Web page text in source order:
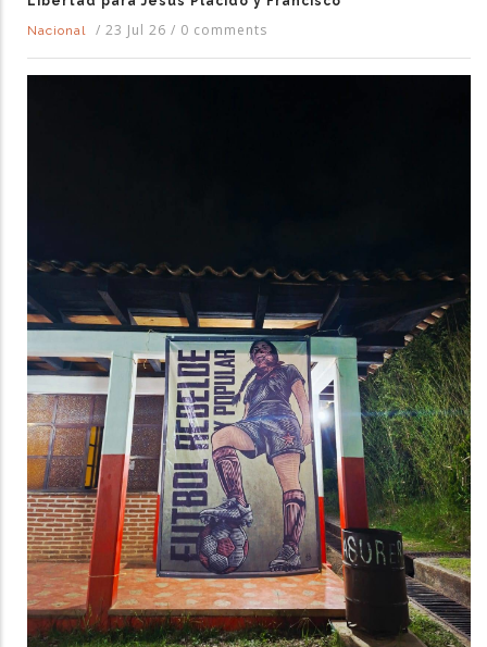
Nacional
/ 23 Jul 26 / 0 comments